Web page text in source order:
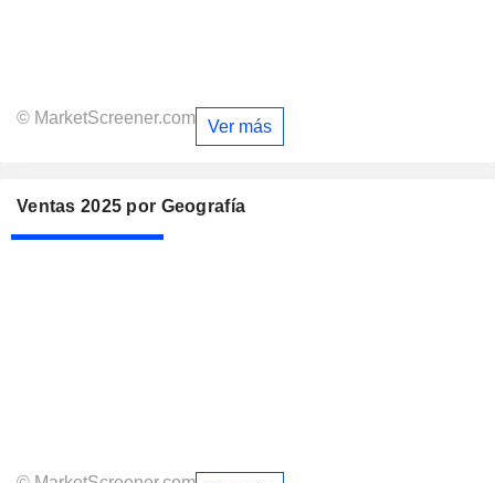
© MarketScreener.com Ver más
Ventas 2025 por Geografía